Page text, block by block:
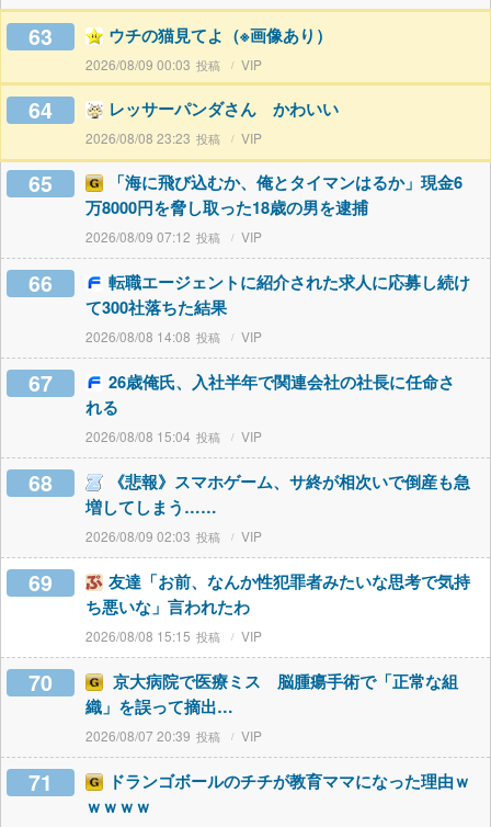
63 ウチの猫見てよ（※画像あり）
2026/08/09 00:03 VIP
64 レッサーパンダさん かわいい
2026/08/08 23:23 VIP
65
「海に飛び込むか、俺とタイマンはるか」現金6
万8000円を脅し取った18歳の男を逮捕
2026/08/09 07:12 VIP
66
転職エージェントに紹介された求人に応募し続け
て300社落ちた結果
2026/08/08 14:08 VIP
67
26歳俺氏、入社半年で関連会社の社長に任命さ
れる
2026/08/08 15:04 VIP
68
《悲報》スマホゲーム、サ終が相次いで倒産も急
増してしまう……
2026/08/09 02:03 VIP
69
友達「お前、なんか性犯罪者みたいな思考で気持
ち悪いな」言われたわ
2026/08/08 15:15 VIP
70
京大病院で医療ミス 脳腫瘍手術で「正常な組
織」を誤って摘出…
2026/08/07 20:39 VIP
71
ドランゴボールのチチが教育ママになった理由ｗ
ｗｗｗｗ